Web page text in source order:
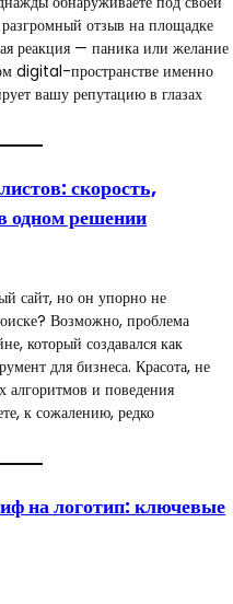
отзыв на площадке
реакция — паника или желание
digital-пространстве именно
вашу репутацию в глазах
скорость,
одном решении
сайт, но он упорно не
Возможно, проблема
который создавался как
для бизнеса. Красота, не
алгоритмов и поведения
к сожалению, редко
на логотип: ключевые